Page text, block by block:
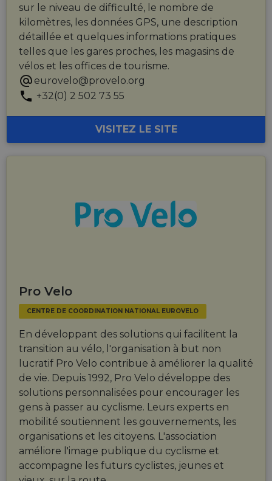
sur le niveau de difficulté, le nombre de
kilomètres, les données GPS, une description
détaillée et quelques informations pratiques
telles que les gares proches, les magasins de
vélos et les offices de tourisme.
eurovelo@provelo.org
+32(0) 2 502 73 55
VISITEZ LE SITE
Pro Velo
CENTRE DE COORDINATION NATIONAL EUROVELO
En développant des solutions qui facilitent la
transition au vélo, l'organisation à but non
lucratif Pro Velo contribue à améliorer la qualité
de vie. Depuis 1992, Pro Velo développe des
solutions personnalisées pour encourager les
gens à passer au cyclisme. Leurs experts en
mobilité soutiennent les gouvernements, les
organisations et les citoyens. L'association
améliore l'image publique du cyclisme et
accompagne les futurs cyclistes, jeunes et